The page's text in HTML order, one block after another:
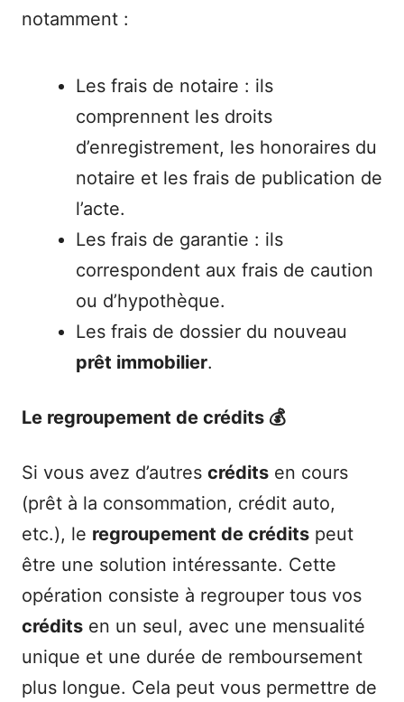
notamment :
Les frais de notaire : ils
comprennent les droits
d’enregistrement, les honoraires du
notaire et les frais de publication de
l’acte.
Les frais de garantie : ils
correspondent aux frais de caution
ou d’hypothèque.
Les frais de dossier du nouveau
prêt immobilier.
Le regroupement de crédits 💰
Si vous avez d’autres crédits en cours
(prêt à la consommation, crédit auto,
etc.), le regroupement de crédits peut
être une solution intéressante. Cette
opération consiste à regrouper tous vos
crédits en un seul, avec une mensualité
unique et une durée de remboursement
plus longue. Cela peut vous permettre de